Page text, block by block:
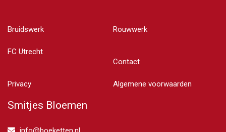
Bruidswerk Rouwwerk
FC Utrecht
Contact
Privacy Algemene voorwaarden
Smitjes Bloemen